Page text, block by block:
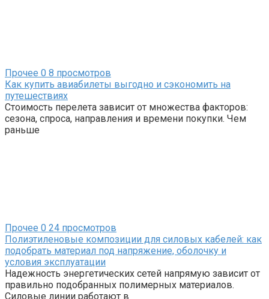
Прочее 0 8 просмотров
Как купить авиабилеты выгодно и сэкономить на
путешествиях
Стоимость перелета зависит от множества факторов:
сезона, спроса, направления и времени покупки. Чем
раньше
Прочее 0 24 просмотров
Полиэтиленовые композиции для силовых кабелей: как
подобрать материал под напряжение, оболочку и
условия эксплуатации
Надежность энергетических сетей напрямую зависит от
правильно подобранных полимерных материалов.
Силовые линии работают в